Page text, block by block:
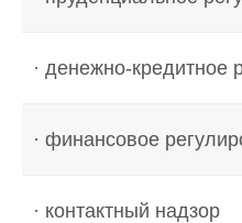
· денежно-кредитное
· финансовое
· контактный надзор